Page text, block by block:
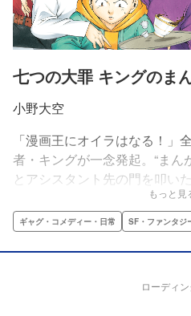
七つの大罪 キングのま
小野大空
「漫画王にオイラはなる！」
者・キングが一念発起。“まん
とアシスタント先の門を叩い
は……、「喋るブタ」、そし
画家」だった！〈大罪〉たち
大罪』公式スピンオフ・4コマ
もっと見
ギャグ・コメディー・日常 SF・ファンタジ
ローディン